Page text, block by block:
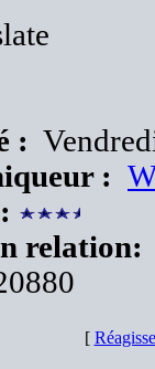
:
:
relation:
[